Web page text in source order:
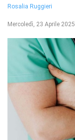
Rosalia Ruggieri
Mercoledì, 23 Aprile 2025